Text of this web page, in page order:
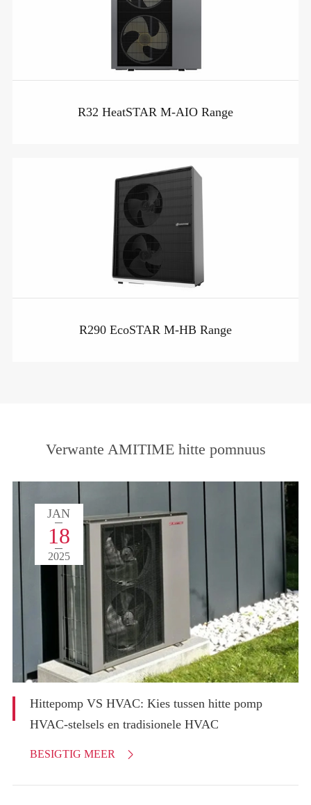
R32 HeatSTAR M-AIO Range
R290 EcoSTAR M-HB Range
Verwante AMITIME hitte pomnuus
JAN
18
2025
Hittepomp VS HVAC: Kies tussen hitte pomp
HVAC-stelsels en tradisionele HVAC
BESIGTIG MEER 